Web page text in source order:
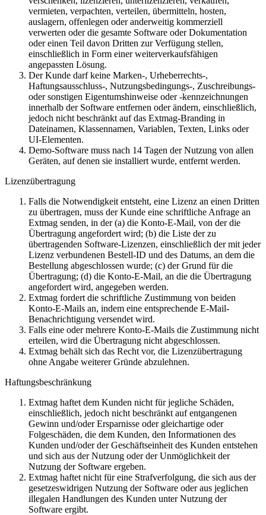
vermieten, verpachten, verteilen, übermitteln, hosten,
auslagern, offenlegen oder anderweitig kommerziell
verwerten oder die gesamte Software oder Dokumentation
oder einen Teil davon Dritten zur Verfügung stellen,
einschließlich in Form einer weiterverkaufsfähigen
angepassten Lösung.
Der Kunde darf keine Marken-, Urheberrechts-,
Haftungsausschluss-, Nutzungsbedingungs-, Zuschreibungs-
oder sonstigen Eigentumshinweise oder -kennzeichnungen
innerhalb der Software entfernen oder ändern, einschließlich,
jedoch nicht beschränkt auf das Extmag-Branding in
Dateinamen, Klassennamen, Variablen, Texten, Links oder
UI-Elementen.
Demo-Software muss nach 14 Tagen der Nutzung von allen
Geräten, auf denen sie installiert wurde, entfernt werden.
Lizenzübertragung
Falls die Notwendigkeit entsteht, eine Lizenz an einen Dritten
zu übertragen, muss der Kunde eine schriftliche Anfrage an
Extmag senden, in der (a) die Konto-E-Mail, von der die
Übertragung angefordert wird; (b) die Liste der zu
übertragenden Software-Lizenzen, einschließlich der mit jeder
Lizenz verbundenen Bestell-ID und des Datums, an dem die
Bestellung abgeschlossen wurde; (c) der Grund für die
Übertragung; (d) die Konto-E-Mail, an die die Übertragung
angefordert wird, angegeben werden.
Extmag fordert die schriftliche Zustimmung von beiden
Konto-E-Mails an, indem eine entsprechende E-Mail-
Benachrichtigung versendet wird.
Falls eine oder mehrere Konto-E-Mails die Zustimmung nicht
erteilen, wird die Übertragung nicht abgeschlossen.
Extmag behält sich das Recht vor, die Lizenzübertragung
ohne Angabe weiterer Gründe abzulehnen.
Haftungsbeschränkung
Extmag haftet dem Kunden nicht für jegliche Schäden,
einschließlich, jedoch nicht beschränkt auf entgangenen
Gewinn und/oder Ersparnisse oder gleichartige oder
Folgeschäden, die dem Kunden, den Informationen des
Kunden und/oder der Geschäftseinheit des Kunden entstehen
und sich aus der Nutzung oder der Unmöglichkeit der
Nutzung der Software ergeben.
Extmag haftet nicht für eine Strafverfolgung, die sich aus der
gesetzeswidrigen Nutzung der Software oder aus jeglichen
illegalen Handlungen des Kunden unter Nutzung der
Software ergibt.